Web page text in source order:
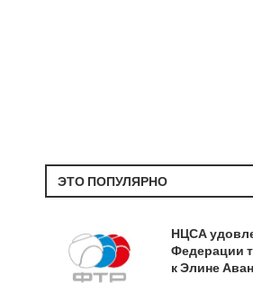
ЭТО ПОПУЛЯРНО
НЦСА
Федерации
к Элине